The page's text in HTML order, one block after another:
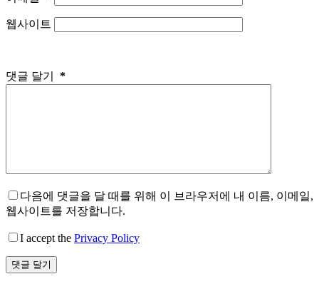
웹사이트
댓글 달기 *
다음에 댓글을 달 때를 위해 이 브라우저에 내 이름, 이메일,
웹사이트를 저장합니다.
I accept the Privacy Policy
댓글 달기